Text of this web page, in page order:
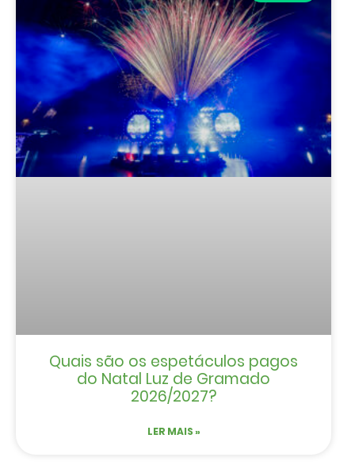
Quais são os espetáculos pagos
do Natal Luz de Gramado
2026/2027?
LER MAIS »